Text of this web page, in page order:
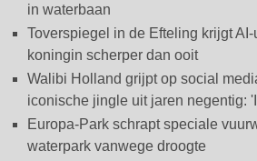
in waterbaan
Toverspiegel in de Efteling krijgt
koningin scherper dan ooit
Walibi Holland grijpt op social
iconische jingle uit jaren negentig:
Europa-Park schrapt speciale
waterpark vanwege droogte